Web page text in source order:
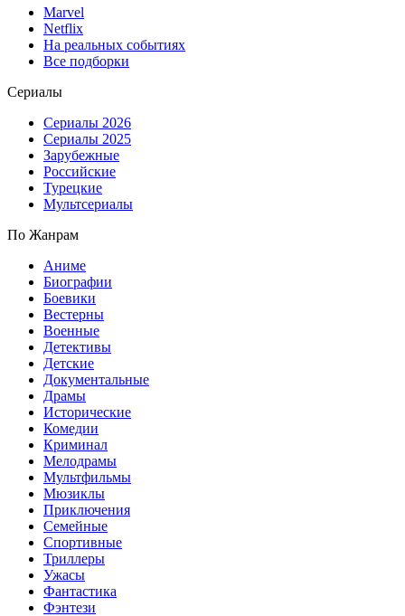
Marvel
Netflix
На реальных событиях
Все подборки
Сериалы
Сериалы 2026
Сериалы 2025
Зарубежные
Российские
Турецкие
Мультсериалы
По Жанрам
Аниме
Биографии
Боевики
Вестерны
Военные
Детективы
Детские
Документальные
Драмы
Исторические
Комедии
Криминал
Мелодрамы
Мультфильмы
Мюзиклы
Приключения
Семейные
Спортивные
Триллеры
Ужасы
Фантастика
Фэнтези